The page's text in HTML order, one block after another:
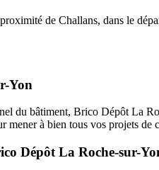
de Challans, dans le
Yon
du bâtiment, Brico Dépôt La
mener à bien tous vos projets de
Dépôt La Roche-sur-